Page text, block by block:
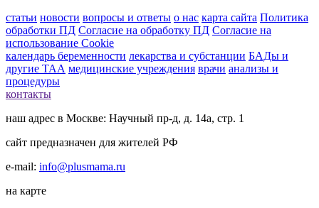
статьи новости вопросы и ответы о нас карта сайта Политика
обработки ПД Согласие на обработку ПД Согласие на
использование Cookie
календарь беременности лекарства и субстанции БАДы и
другие ТАА медицинские учреждения врачи анализы и
процедуры
контакты
наш адрес в Москве: Научный пр-д, д. 14а, стр. 1
сайт предназначен для жителей РФ
e-mail: info@plusmama.ru
на карте